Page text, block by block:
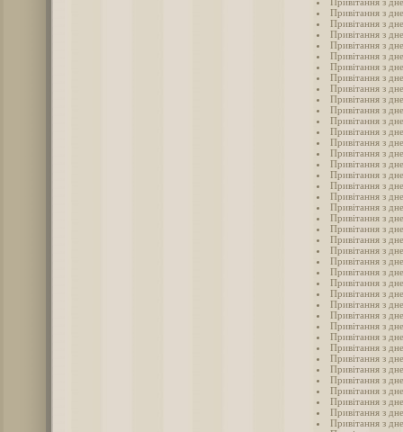
Привітання з
Привітання з
Привітання з
Привітання з
Привітання з
Привітання з
Привітання з
Привітання з
Привітання з
Привітання з
Привітання з
Привітання з
Привітання з
Привітання з
Привітання з
Привітання з
Привітання з
Привітання з
Привітання з
Привітання з
Привітання з
Привітання з
Привітання з
Привітання з
Привітання з
Привітання з
Привітання з
Привітання з
Привітання з
Привітання з
Привітання з
Привітання з
Привітання з
Привітання з
Привітання з
Привітання з
Привітання з
Привітання з
Привітання з